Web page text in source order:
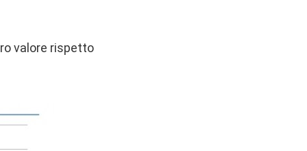
valore rispetto